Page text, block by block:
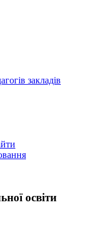
закладів
освіти